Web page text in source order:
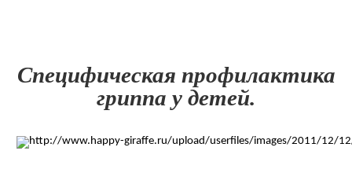
Специфическая профилактика
гриппа у детей.